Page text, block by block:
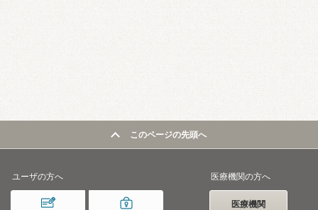
このページの先頭へ
ユーザの方へ 医療機関の方へ
医療機関